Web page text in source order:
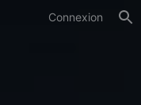
Connexion